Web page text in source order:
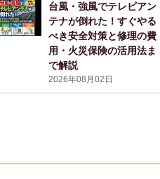
台風・強風でテレビアン
テナが倒れた！すぐやる
べき安全対策と修理の費
用・火災保険の活用法ま
で解説
2026年08月02日